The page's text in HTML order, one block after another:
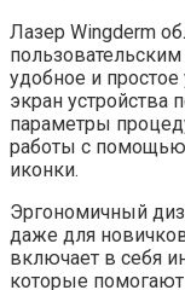
Лазер Wingderm
удобное и
экран устройства
параметры
работы с помощью
иконки.
Эргономичный
даже для
включает в себя
которые